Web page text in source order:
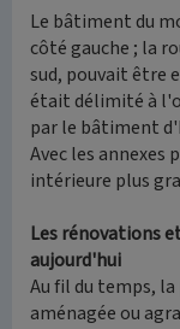
Le bâtiment du
côté gauche ; la
sud, pouvait être
était délimité à
par le bâtiment
Avec les annexes
intérieure plus
Les rénovations
aujourd'hui
Au fil du temps,
aménagée ou